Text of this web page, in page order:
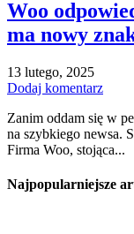
Woo
ma nowy
13 lutego, 2025
Dodaj komentarz
Zanim oddam się w
na szybkiego newsa.
Firma Woo, stojąca...
Najpopularniejsze